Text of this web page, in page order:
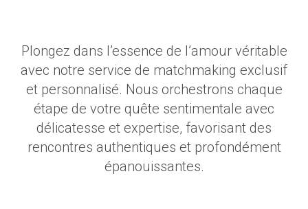
Plongez dans l’essence de l’amour véritable
avec notre service de matchmaking exclusif
et personnalisé. Nous orchestrons chaque
étape de votre quête sentimentale avec
délicatesse et expertise, favorisant des
rencontres authentiques et profondément
épanouissantes.